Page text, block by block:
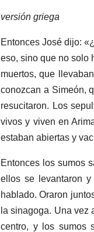
versión griega
Entonces José dijo:
eso, sino que no solo
muertos, que
conozcan a Simeón,
resucitaron. Los
vivos y viven en
estaban abiertas y
Entonces los sumos
ellos se levantaron
hablado. Oraron
la sinagoga. Una vez
centro, y los sumos